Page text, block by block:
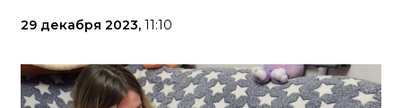
29 декабря 2023, 11:10